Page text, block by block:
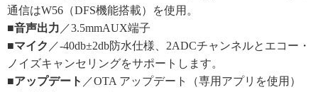
通信はW56（DFS機能搭載）を使用。
■音声出力 ／3.5mmAUX端子
■マイク ／-40db±2db防水仕様、2ADCチャンネルとエコー・
ノイズキャンセリングをサポートします。
■アップデート ／OTA アップデート（専用アプリを使用）